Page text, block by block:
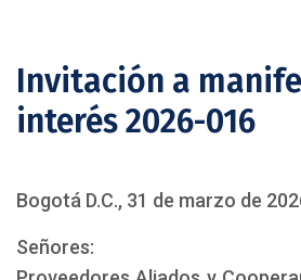
Invitación a
interés 2026-016
Bogotá D.C., 31 de marzo de
Señores: